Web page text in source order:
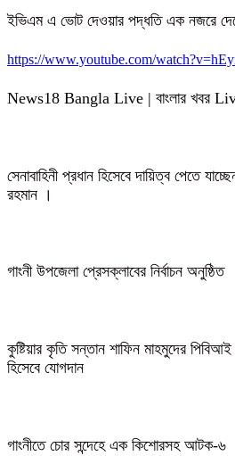
ইভিএম এ ভোট দেওয়ার পদ্ধতি এক নজরে
https://www.youtube.com/
News18 Bangla Live | বাংলার খবর
সেনাবাহিনী প্রধান হিসেবে দায়িত্ব পেতে
রহমান ।
গাংনী উপজেলা প্রেসক্লাবের নির্বাচন অনুষ্ঠিত
কুষ্টিয়ার কৃতি সন্তান শাফিন মাহমুদের
হিসেবে যোগদান
গাংনীতে চোর সন্দেহে এক কিশোরসহ আটক-৬